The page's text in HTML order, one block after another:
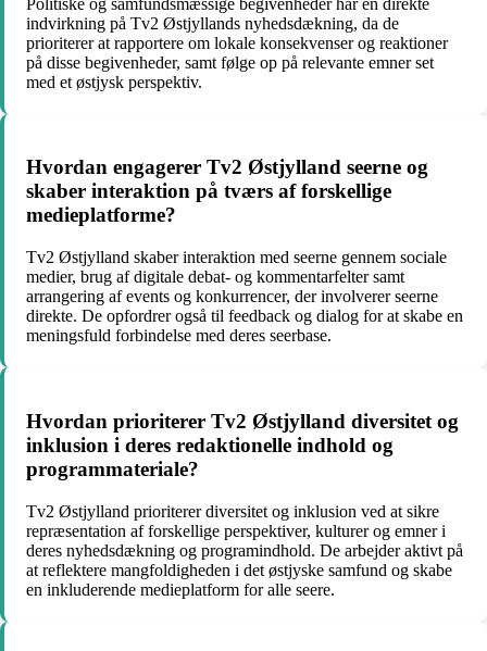
indvirkning på Tv2 Østjyllands nyhedsdækning, da de
prioriterer at rapportere om lokale konsekvenser og reaktioner
på disse begivenheder, samt følge op på relevante emner set
med et østjysk perspektiv.
Hvordan engagerer Tv2 Østjylland seerne og
skaber interaktion på tværs af forskellige
medieplatforme?
Tv2 Østjylland skaber interaktion med seerne gennem sociale
medier, brug af digitale debat- og kommentarfelter samt
arrangering af events og konkurrencer, der involverer seerne
direkte. De opfordrer også til feedback og dialog for at skabe en
meningsfuld forbindelse med deres seerbase.
Hvordan prioriterer Tv2 Østjylland diversitet og
inklusion i deres redaktionelle indhold og
programmateriale?
Tv2 Østjylland prioriterer diversitet og inklusion ved at sikre
repræsentation af forskellige perspektiver, kulturer og emner i
deres nyhedsdækning og programindhold. De arbejder aktivt på
at reflektere mangfoldigheden i det østjyske samfund og skabe
en inkluderende medieplatform for alle seere.